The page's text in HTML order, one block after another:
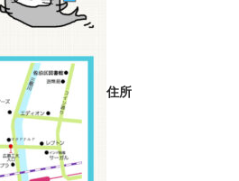
住所